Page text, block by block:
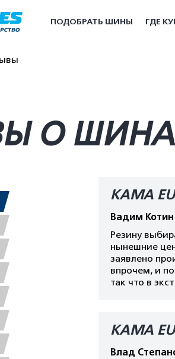
ПОДОБРАТЬ ШИНЫ ГДЕ
О
КАМА
Вадим Котин
Резину
нынешние
заявлено
впрочем, и
так что в
КАМА
Влад